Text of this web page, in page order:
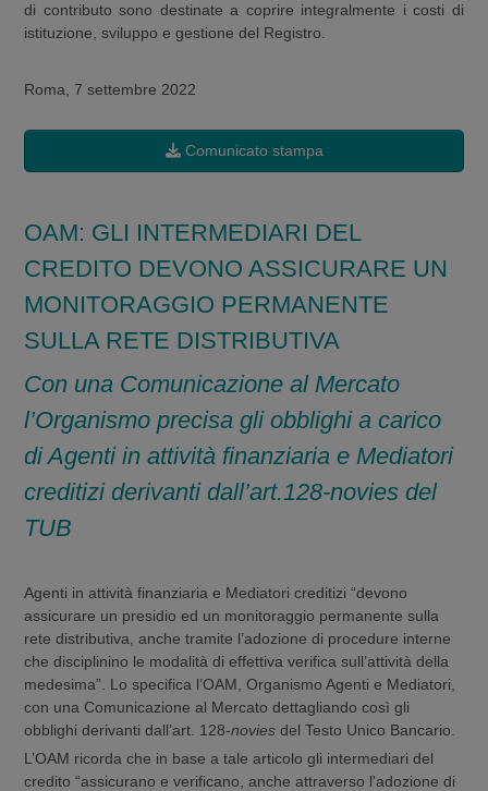
di contributo sono destinate a coprire integralmente i costi di
istituzione, sviluppo e gestione del Registro.
Roma, 7 settembre 2022
Comunicato stampa
OAM: GLI INTERMEDIARI DEL
CREDITO DEVONO ASSICURARE UN
MONITORAGGIO PERMANENTE
SULLA RETE DISTRIBUTIVA
Con una Comunicazione al Mercato
l’Organismo precisa gli obblighi a carico
di Agenti in attività finanziaria e Mediatori
creditizi derivanti dall’art.128-novies del
TUB
Agenti in attività finanziaria e Mediatori creditizi “devono
assicurare un presidio ed un monitoraggio permanente sulla
rete distributiva, anche tramite l’adozione di procedure interne
che disciplinino le modalità di effettiva verifica sull’attività della
medesima”. Lo specifica l’OAM, Organismo Agenti e Mediatori,
con una Comunicazione al Mercato dettagliando così gli
obblighi derivanti dall’art. 128-novies del Testo Unico Bancario.
L’OAM ricorda che in base a tale articolo gli intermediari del
credito “assicurano e verificano, anche attraverso l'adozione di